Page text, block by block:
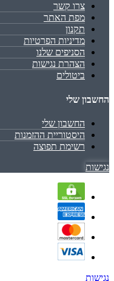
צרו קשר
מפת האתר
תקנון
מדיניות הפרטיות
הסניפים שלנו
הצהרת נגישות
ביטולים
החשבון שלי
החשבון שלי
היסטוריית ההזמנות
רשימת תפוצה
נגישות
נגישות